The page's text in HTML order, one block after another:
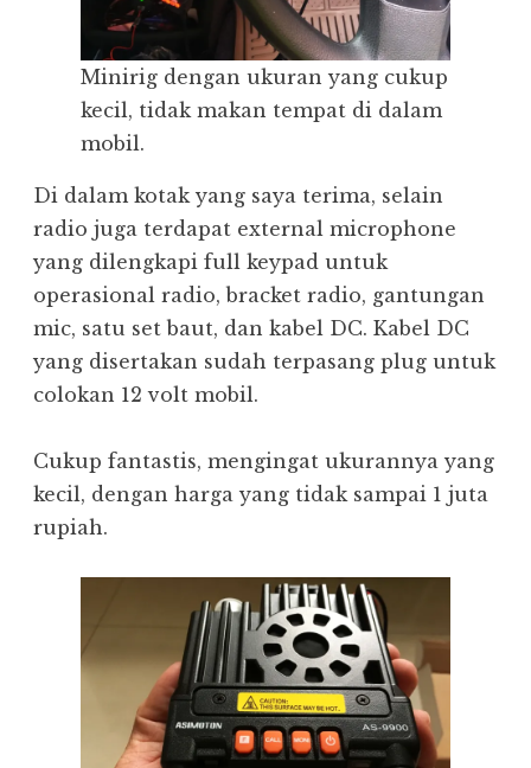
Minirig dengan ukuran yang cukup
kecil, tidak makan tempat di dalam
mobil.
Di dalam kotak yang saya terima, selain
radio juga terdapat external microphone
yang dilengkapi full keypad untuk
operasional radio, bracket radio, gantungan
mic, satu set baut, dan kabel DC. Kabel DC
yang disertakan sudah terpasang plug untuk
colokan 12 volt mobil.
Cukup fantastis, mengingat ukurannya yang
kecil, dengan harga yang tidak sampai 1 juta
rupiah.